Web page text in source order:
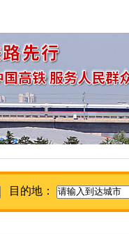
目的地：